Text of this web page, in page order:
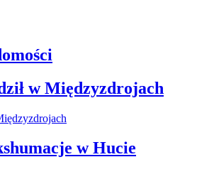
w Międzyzdrojach
w Hucie